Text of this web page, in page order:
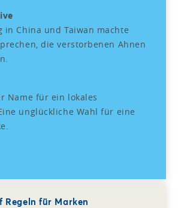
in China und Taiwan machte
die verstorbenen Ahnen
Name für ein lokales
unglückliche Wahl für eine
Regeln für Marken